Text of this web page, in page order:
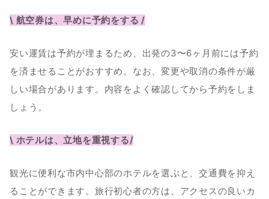
\ 航空券は、早めに予約をする /
安い運賃は予約が埋まるため、出発の3〜6ヶ月前には予約
を済ませることがおすすめ。なお、変更や取消の条件が厳
しい場合があります。内容をよく確認してから予約をしま
しょう。
\ ホテルは、立地を重視する/
観光に便利な市内中心部のホテルを選ぶと、交通費を抑え
ることができます。旅行初心者の方は、アクセスの良いカ